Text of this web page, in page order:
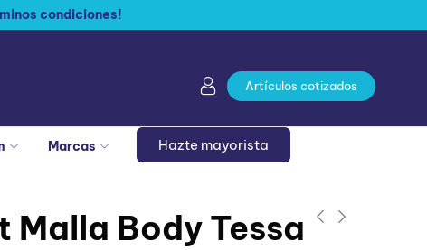
condiciones!
Artículos cotizados
Marcas Hazte mayorista
Malla Body Tessa